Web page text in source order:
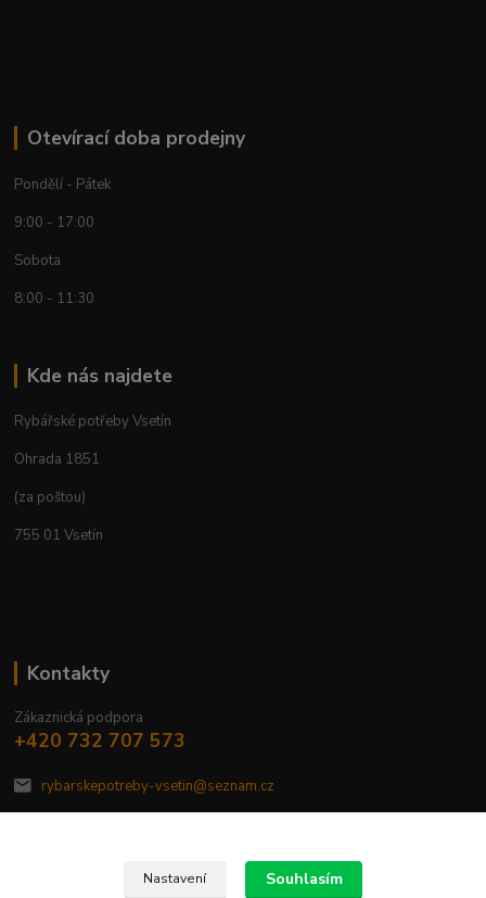
Otevírací doba prodejny
Pondělí - Pátek
9:00 - 17:00
Sobota
8:00 - 11:30
Kde nás najdete
Rybářské potřeby Vsetín
Ohrada 1851
(za poštou)
755 01 Vsetín
Kontakty
Zákaznická podpora
+420 732 707 573
rybarskepotreby-vsetin@seznam.cz
Nastavení Souhlasím